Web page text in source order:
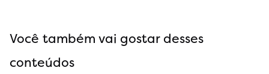
Você também vai gostar desses
conteúdos